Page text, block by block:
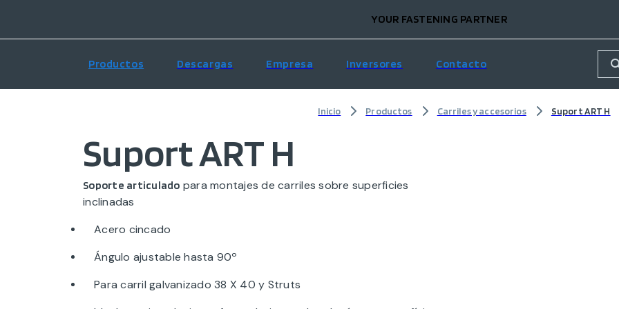
YOUR FASTENING PARTNER
Productos Descargas Empresa Inversores Contacto
Inicio Productos Carriles y accesorios Suport ART H
Suport ART H
Soporte articulado para montajes de carriles sobre superficies
inclinadas
Acero cincado
Ángulo ajustable hasta 90º
Para carril galvanizado 38 X 40 y Struts